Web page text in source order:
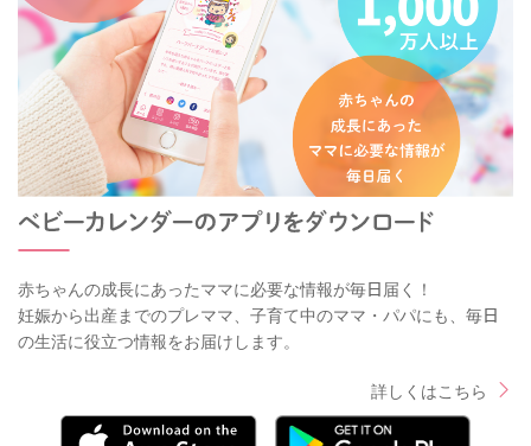
赤ちゃんの成長にあったママに必要な情報が毎日届く！
妊娠から出産までのプレママ、子育て中のママ・パパにも、毎日
の生活に役立つ情報をお届けします。
詳しくはこちら